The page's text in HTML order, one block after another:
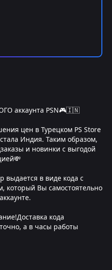
аккаунта PSN🎮🇮🇳
цен в Турецком PS Store
Индия. Таким образом,
и новинки с выгодой
выдается в виде кода с
который Вы самостоятельно
кода
а в часы работы